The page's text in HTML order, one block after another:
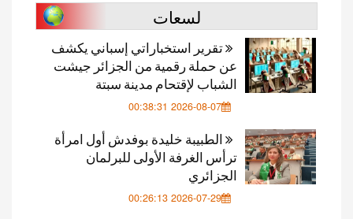
لسعات
تقرير استخباراتي إسباني يكشف
عن حملة رقمية من الجزائر جيشت
الشباب لإقتحام مدينة سبتة
2026-08-07 00:38:31
الطبيبة خليدة بوفدش أول امرأة
ترأس الغرفة الأولى للبرلمان
الجزائري
2026-07-29 00:26:13